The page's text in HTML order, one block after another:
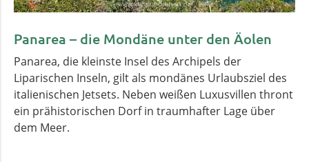
Panarea – die Mondäne unter den Äolen
Panarea, die kleinste Insel des Archipels der
Liparischen Inseln, gilt als mondänes Urlaubsziel des
italienischen Jetsets. Neben weißen Luxusvillen thront
ein prähistorischen Dorf in traumhafter Lage über
dem Meer.